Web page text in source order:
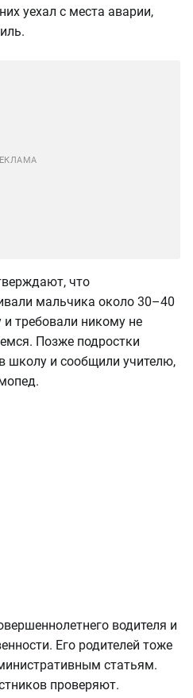
уехал с места аварии,
что
мальчика около 30–40
требовали никому не
Позже подростки
школу и сообщили учителю,
водителя и
Его родителей тоже
статьям.
проверяют.